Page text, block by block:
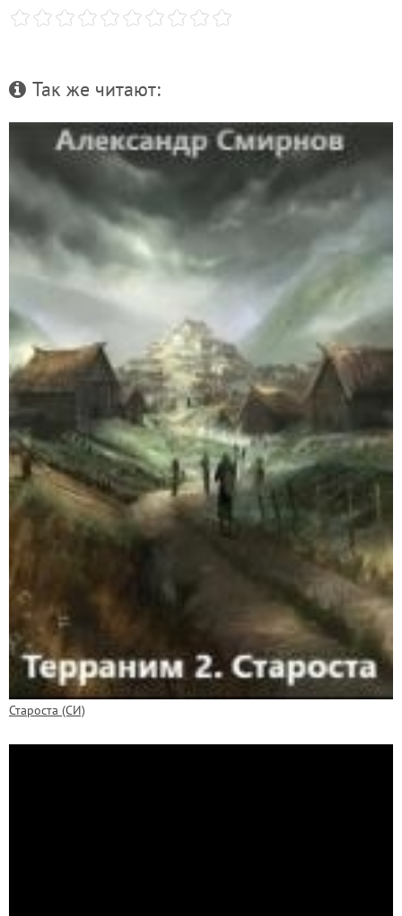
Так же читают:
Староста (СИ)